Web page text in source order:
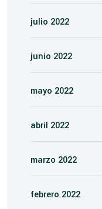
julio 2022
junio 2022
mayo 2022
abril 2022
marzo 2022
febrero 2022